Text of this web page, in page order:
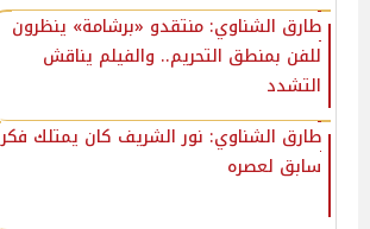
طارق الشناوي: منتقدو «برشامة» ينظرون
للفن بمنطق التحريم.. والفيلم يناقش
التشدد
طارق الشناوي: نور الشريف كان يمتلك فكر
سابق لعصره